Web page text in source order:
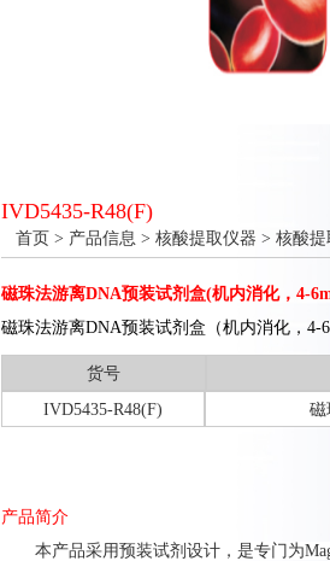
IVD5435-R48(F)
首页 > 产品信息 > 核酸提取仪器 > 核酸提
磁珠法游离DNA预装试剂盒(机内消化，4-
磁珠法游离DNA预装试剂盒（机内消化，4-
货号
IVD5435-R48(F)
磁
产品简介
本产品采用预装试剂设计，是专门为